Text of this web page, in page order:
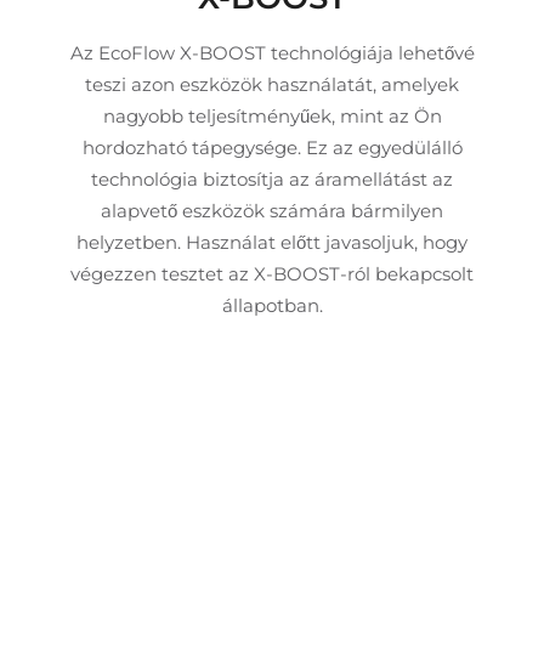
Az EcoFlow X-BOOST technológiája lehetővé
teszi azon eszközök használatát, amelyek
nagyobb teljesítményűek, mint az Ön
hordozható tápegysége. Ez az egyedülálló
technológia biztosítja az áramellátást az
alapvető eszközök számára bármilyen
helyzetben. Használat előtt javasoljuk, hogy
végezzen tesztet az X-BOOST-ról bekapcsolt
állapotban.